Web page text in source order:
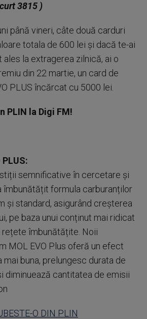
3815 )
până vineri, câte două carduri
totala de 600 lei și dacă te-ai
ales la extragerea zilnică, ai o
din 22 martie, un card de
PLUS încărcat cu 5000 lei.
PLIN la Digi FM!
PLUS:
semnificative în cercetare și
îmbunătățit formula carburanților
și standard, asigurând creșterea
pe baza unui conținut mai ridicat
rețete îmbunătățite. Noii
MOL EVO Plus oferă un efect
buna, prelungesc durata de
diminuează cantitatea de emisii
O DIN PLIN